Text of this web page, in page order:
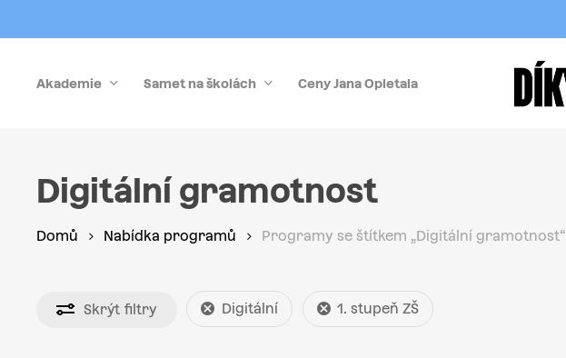
to
contentAkademie Samet na školách Ceny Jana Opletala
Digitální gramotnost
Domů Nabídka programů Programy se štítkem „Digitální gramotnost“
Skrýt filtry Digitální 1. stupeň ZŠ